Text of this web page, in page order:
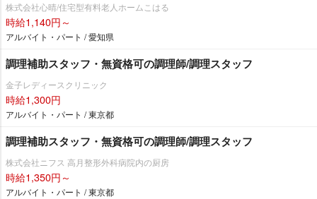
株式会社心晴/住宅型有料老人ホームこはる
時給1,140円～
アルバイト・パート / 愛知県
調理補助スタッフ・無資格可の調理師/調理スタッフ
金子レディースクリニック
時給1,300円
アルバイト・パート / 東京都
調理補助スタッフ・無資格可の調理師/調理スタッフ
株式会社ニフス 高月整形外科病院内の厨房
時給1,350円～
アルバイト・パート / 東京都